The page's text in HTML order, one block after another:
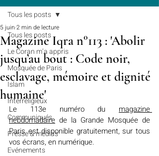
Tous les posts
Le Coran m’a appris
Mosquée de Paris
Islam
Interreligieux
Communiqués
Presse & médias
Evénements
Tous les posts
Magazine Iqra n°113 : 'Abolir
jusqu’au bout : Code noir,
esclavage, mémoire et dignité
humaine'
5 juin 2 min de lecture
Le 113e numéro du magazine
hebdomadaire de la Grande Mosquée de
Paris est disponible gratuitement, sur tous
vos écrans, en numérique.